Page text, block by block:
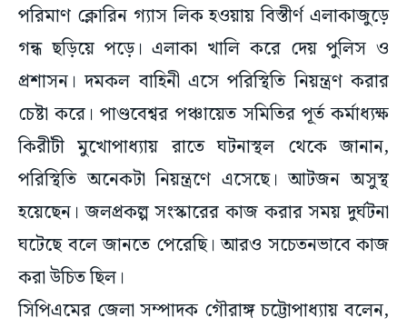
পরিমাণ ক্লোরিন গ্যাস লিক হওয়ায় বিস্তীর্ণ এলাকাজুড়ে
গন্ধ ছড়িয়ে পড়ে। এলাকা খালি করে দেয় পুলিস ও
প্রশাসন। দমকল বাহিনী এসে পরিস্থিতি নিয়ন্ত্রণ করার
চেষ্টা করে। পাণ্ডবেশ্বর পঞ্চায়েত সমিতির পূর্ত কর্মাধ্যক্ষ
কিরীটী মুখোপাধ্যায় রাতে ঘটনাস্থল থেকে জানান,
পরিস্থিতি অনেকটা নিয়ন্ত্রণে এসেছে। আটজন অসুস্থ
হয়েছেন। জলপ্রকল্প সংস্কারের কাজ করার সময় দুর্ঘটনা
ঘটেছে বলে জানতে পেরেছি। আরও সচেতনভাবে কাজ
করা উচিত ছিল।
সিপিএমের জেলা সম্পাদক গৌরাঙ্গ চট্টোপাধ্যায় বলেন,